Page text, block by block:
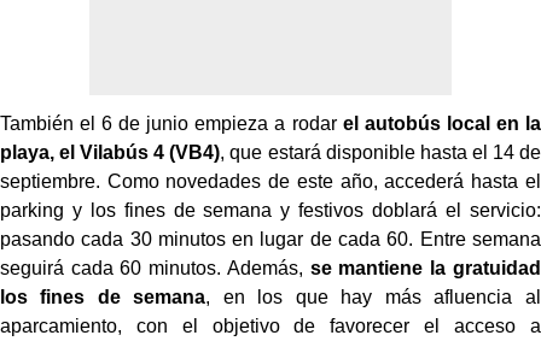
También el 6 de junio empieza a rodar el autobús local en la
playa, el Vilabús 4 (VB4), que estará disponible hasta el 14 de
septiembre. Como novedades de este año, accederá hasta el
parking y los fines de semana y festivos doblará el servicio:
pasando cada 30 minutos en lugar de cada 60. Entre semana
seguirá cada 60 minutos. Además, se mantiene la gratuidad
los fines de semana, en los que hay más afluencia al
aparcamiento, con el objetivo de favorecer el acceso a